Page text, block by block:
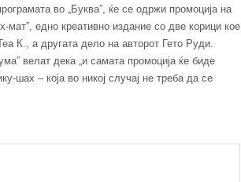
во „Буква”, ќе се одржи промоција на
мат”, едно креативно издание со две корици кое
К., а другата дело на авторот Гето Руди.
велат дека „и самата промоција ќе биде
шах – која во никој случај не треба да се